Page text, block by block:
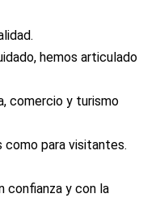
hemos articulado
comercio y turismo
para visitantes.
confianza y con la